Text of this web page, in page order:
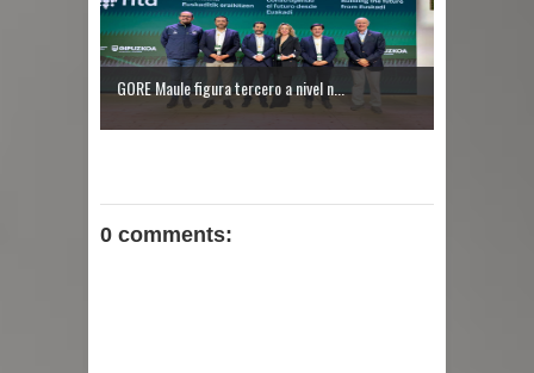
GORE Maule figura tercero a nivel n...
0 comments: